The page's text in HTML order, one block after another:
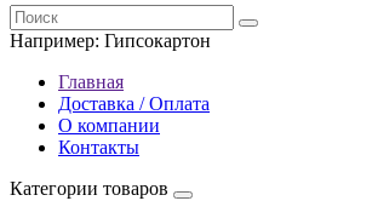
Например: Гипсокартон
Главная
Доставка / Оплата
О компании
Контакты
Категории товаров